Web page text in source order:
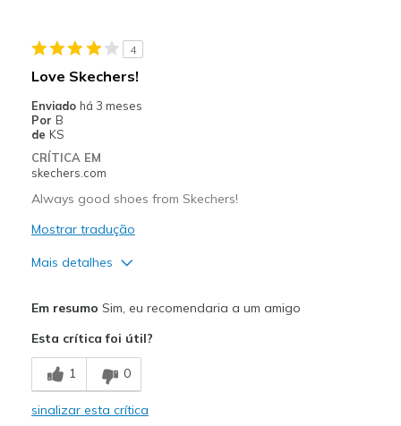
Travel
Width
View On Shoes
4
Love Skechers!
Enviado há 3 meses
Por B
de KS
CRÍTICA EM
skechers.com
Always good shoes from Skechers!
Mostrar tradução
Mais detalhes
Stylish
Width
Sizing
Feels true to size
Em resumo Sim, eu recomendaria a um amigo
Esta crítica foi útil?
1 0
sinalizar esta crítica